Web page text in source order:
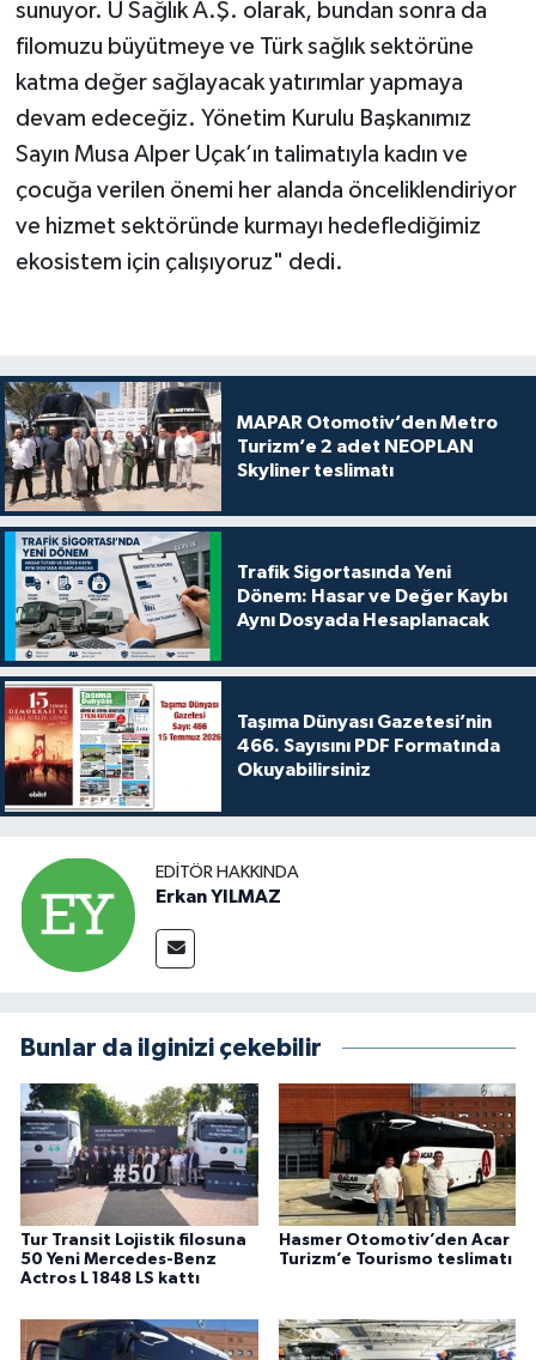
sunuyor. U Sağlık A.Ş. olarak, bundan sonra da
filomuzu büyütmeye ve Türk sağlık sektörüne
katma değer sağlayacak yatırımlar yapmaya
devam edeceğiz. Yönetim Kurulu Başkanımız
Sayın Musa Alper Uçak’ın talimatıyla kadın ve
çocuğa verilen önemi her alanda önceliklendiriyor
ve hizmet sektöründe kurmayı hedeflediğimiz
ekosistem için çalışıyoruz" dedi.
MAPAR Otomotiv’den Metro
Turizm’e 2 adet NEOPLAN
Skyliner teslimatı
Trafik Sigortasında Yeni
Dönem: Hasar ve Değer Kaybı
Aynı Dosyada Hesaplanacak
Taşıma Dünyası Gazetesi’nin
466. Sayısını PDF Formatında
Okuyabilirsiniz
EDITÖR HAKKINDA
Erkan YILMAZ
Bunlar da ilginizi çekebilir
Tur Transit Lojistik filosuna
50 Yeni Mercedes-Benz
Actros L 1848 LS kattı
Hasmer Otomotiv’den Acar
Turizm’e Tourismo teslimatı